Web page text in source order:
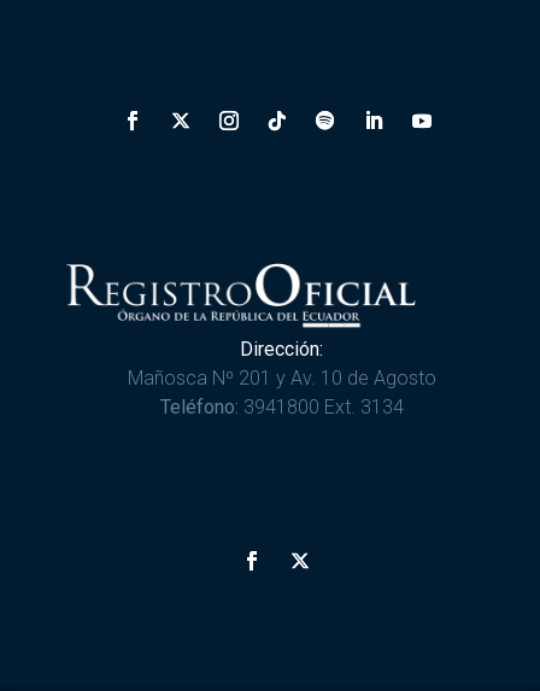
Dirección:
Mañosca Nº 201 y Av. 10 de Agosto
Teléfono: 3941800 Ext. 3134